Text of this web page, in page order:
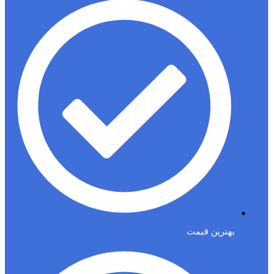
بهترین قیمت